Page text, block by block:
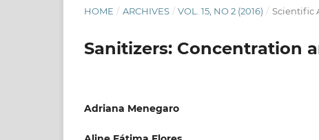
HOME / ARCHIVES / VOL. 15, NO 2 (2016) / Scientific
Sanitizers: Concentration
Adriana Menegaro